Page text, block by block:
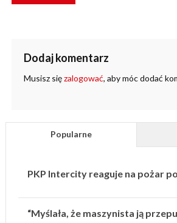
Dodaj komentarz
Musisz sięzalogować, aby móc dodać
Popularne
PKP Intercity reaguje na pożar
“Myślała, że maszynista ją